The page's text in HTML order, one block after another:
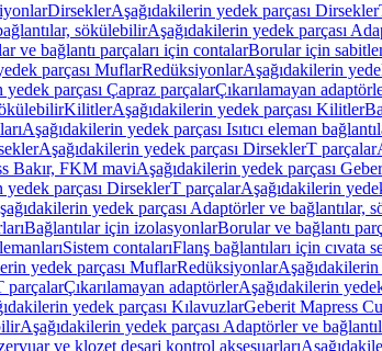
DirseklerAşağıdakilerin yedek parçası Dirsekler
sökülebilirAşağıdakilerin yedek parçası
ve bağlantı parçaları için contalarBorular için
parçası MuflarRedüksiyonlarAşağıdakilerin
yedek parçası Çapraz parçalarÇıkarılamayan
KilitlerAşağıdakilerin yedek parçası Kilitler
Aşağıdakilerin yedek parçası Isıtıcı eleman
Aşağıdakilerin yedek parçası DirseklerT parçalar
Bakır, FKM maviAşağıdakilerin yedek parçası
yedek parçası DirseklerT parçalarAşağıdakilerin
yedek parçası Adaptörler ve bağlantılar,
Bağlantılar için izolasyonlarBorular ve bağlantı
Sistem contalarıFlanş bağlantıları için cıvata
yedek parçası MuflarRedüksiyonlarAşağıdakilerin
parçalarÇıkarılamayan adaptörlerAşağıdakilerin
yedek parçası KılavuzlarGeberit Mapress
Aşağıdakilerin yedek parçası Adaptörler ve
ve klozet deşarj kontrol aksesuarları